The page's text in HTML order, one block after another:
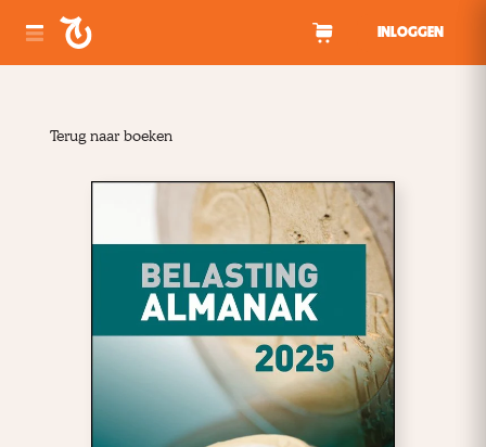
INLOGGEN
Terug naar boeken